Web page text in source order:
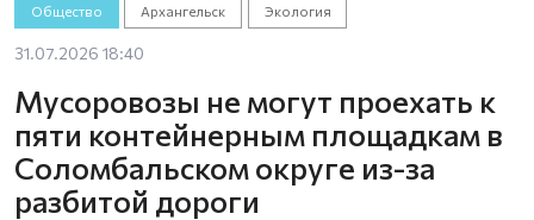
Общество Архангельск Экология
31.07.2026 18:40
Мусоровозы не могут проехать к
пяти контейнерным площадкам в
Соломбальском округе из-за
разбитой дороги